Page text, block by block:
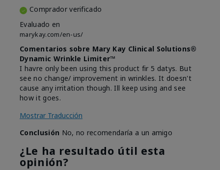
Comprador verificado
Evaluado en
marykay.com/en-us/
Comentarios sobre Mary Kay Clinical Solutions®
Dynamic Wrinkle Limiter™
I havre only been using this product fir 5 datys. But
see no change/ improvement in wrinkles. It doesn't
cause any irritation though. Ill keep using and see
how it goes.
Mostrar Traducción
Conclusión No, no recomendaría a un amigo
¿Le ha resultado útil esta
opinión?